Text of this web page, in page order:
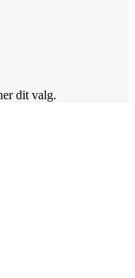
dit valg.